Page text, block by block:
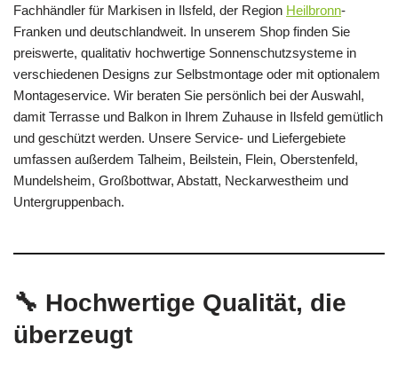
Fachhändler für Markisen in Ilsfeld, der Region Heilbronn-
Franken und deutschlandweit. In unserem Shop finden Sie
preiswerte, qualitativ hochwertige Sonnenschutzsysteme in
verschiedenen Designs zur Selbstmontage oder mit optionalem
Montageservice. Wir beraten Sie persönlich bei der Auswahl,
damit Terrasse und Balkon in Ihrem Zuhause in Ilsfeld gemütlich
und geschützt werden. Unsere Service- und Liefergebiete
umfassen außerdem Talheim, Beilstein, Flein, Oberstenfeld,
Mundelsheim, Großbottwar, Abstatt, Neckarwestheim und
Untergruppenbach.
🔧 Hochwertige Qualität, die
überzeugt